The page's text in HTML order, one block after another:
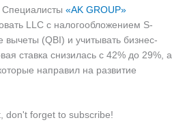
Специалисты «AK GROUP»
LLC с налогообложением S-
вычеты (QBI) и учитывать бизнес-
ставка снизилась с 42% до 29%, а
направил на развитие
don't forget to subscribe!